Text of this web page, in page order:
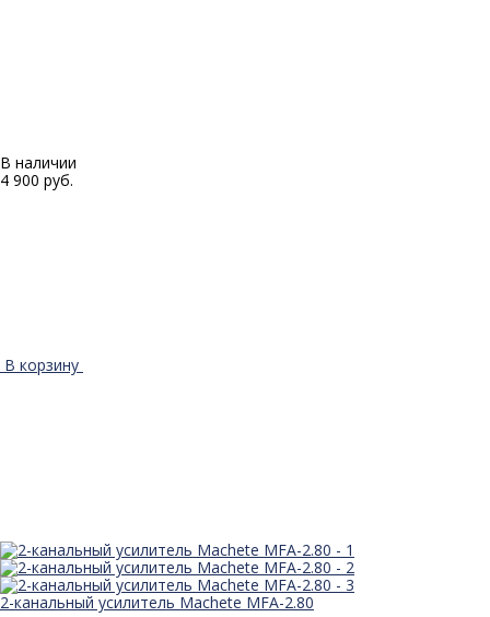
В наличии
4 900 руб.
В корзину
2-канальный усилитель Machete MFA-2.80